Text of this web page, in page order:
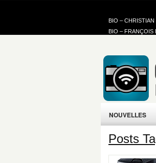
BIO – CHRISTIAN
BIO – FRANÇOIS
NOUVELLES
Posts